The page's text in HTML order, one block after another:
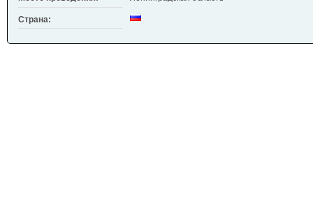
Страна: